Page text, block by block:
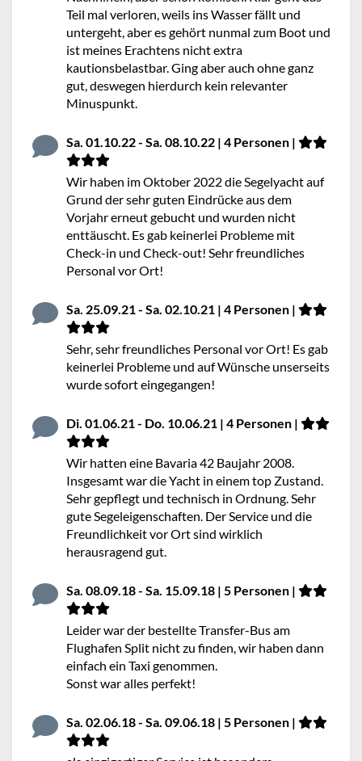
Teil mal verloren, weils ins Wasser fällt und
untergeht, aber es gehört nunmal zum Boot und
ist meines Erachtens nicht extra
kautionsbelastbar. Ging aber auch ohne ganz
gut, deswegen hierdurch kein relevanter
Minuspunkt.
Sa. 01.10.22 - Sa. 08.10.22 | 4 Personen |
Wir haben im Oktober 2022 die Segelyacht auf
Grund der sehr guten Eindrücke aus dem
Vorjahr erneut gebucht und wurden nicht
enttäuscht. Es gab keinerlei Probleme mit
Check-in und Check-out! Sehr freundliches
Personal vor Ort!
Sa. 25.09.21 - Sa. 02.10.21 | 4 Personen |
Sehr, sehr freundliches Personal vor Ort! Es gab
keinerlei Probleme und auf Wünsche unserseits
wurde sofort eingegangen!
Di. 01.06.21 - Do. 10.06.21 | 4 Personen |
Wir hatten eine Bavaria 42 Baujahr 2008.
Insgesamt war die Yacht in einem top Zustand.
Sehr gepflegt und technisch in Ordnung. Sehr
gute Segeleigenschaften. Der Service und die
Freundlichkeit vor Ort sind wirklich
herausragend gut.
Sa. 08.09.18 - Sa. 15.09.18 | 5 Personen |
Leider war der bestellte Transfer-Bus am
Flughafen Split nicht zu finden, wir haben dann
einfach ein Taxi genommen.
Sonst war alles perfekt!
Sa. 02.06.18 - Sa. 09.06.18 | 5 Personen |